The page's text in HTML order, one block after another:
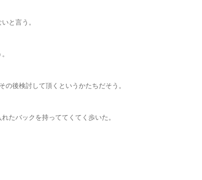
と言う。
後検討して頂くというかたちだそう。
たバックを持っててくてく歩いた。